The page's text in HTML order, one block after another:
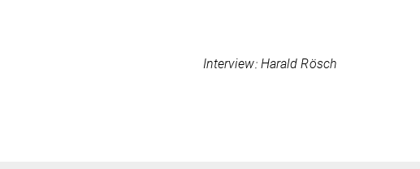
Interview: Harald Rösch